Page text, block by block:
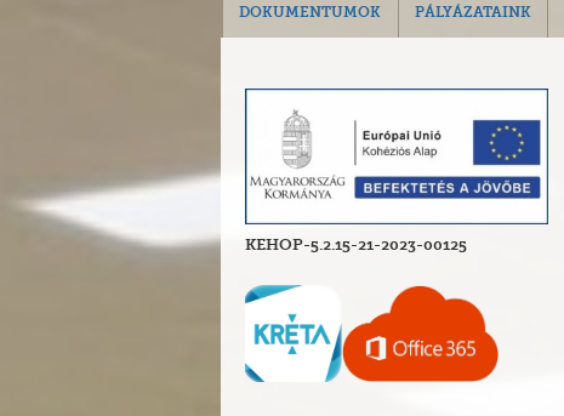
DOKUMENTUMOK PÁLYÁZATAINK
KEHOP-5.2.15-21-2023-00125